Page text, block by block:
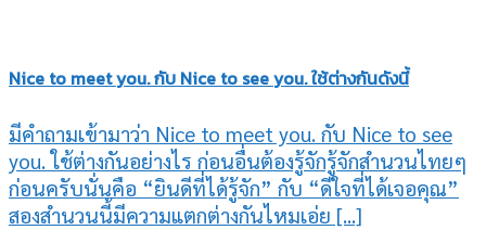
Nice to meet you. กับ Nice to see you. ใช้ต่างกันดังนี้
มีคำถามเข้ามาว่า Nice to meet you. กับ Nice to see
you. ใช้ต่างกันอย่างไร ก่อนอื่นต้องรู้จักรู้จักสำนวนไทยๆ
ก่อนครับนั่นคือ “ยินดีที่ได้รู้จัก” กับ “ดีใจที่ได้เจอคุณ”
สองสำนวนนี้มีความแตกต่างกันไหมเอ่ย [...]